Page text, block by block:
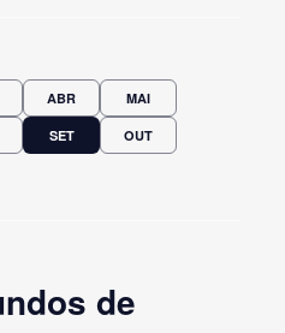
ABR MAI
SET OUT
de